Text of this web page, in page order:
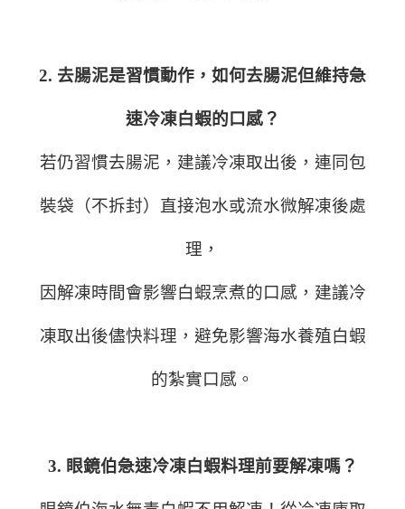
2. 去腸泥是習慣動作，如何去腸泥但維持急
速冷凍白蝦的口感？
若仍習慣去腸泥，建議冷凍取出後，連同包
裝袋（不拆封）直接泡水或流水微解凍後處
理，
因解凍時間會影響白蝦烹煮的口感，建議冷
凍取出後儘快料理，避免影響海水養殖白蝦
的紮實口感。
3. 眼鏡伯急速冷凍白蝦料理前要解凍嗎？